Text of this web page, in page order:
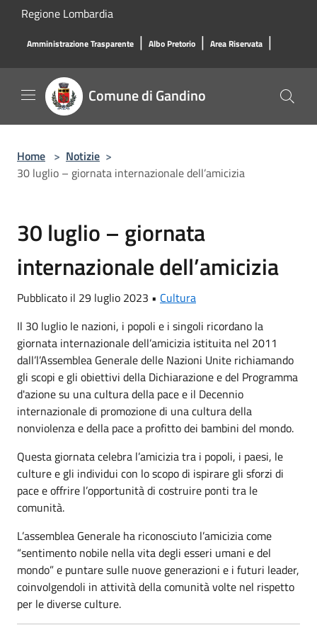
Salta al contenuto principale
Regione Lombardia
Amministrazione Trasparente | Albo Pretorio | Area Riservata |
Comune di Gandino
Home > Notizie >
30 luglio – giornata internazionale dell’amicizia
30 luglio – giornata
internazionale dell’amicizia
Pubblicato il 29 luglio 2023 • Cultura
Il 30 luglio le nazioni, i popoli e i singoli ricordano la
giornata internazionale dell’amicizia istituita nel 2011
dall’l’Assemblea Generale delle Nazioni Unite richiamando
gli scopi e gli obiettivi della Dichiarazione e del Programma
d'azione su una cultura della pace e il Decennio
internazionale di promozione di una cultura della
nonviolenza e della pace a profitto dei bambini del mondo.
Questa giornata celebra l’amicizia tra i popoli, i paesi, le
culture e gli individui con lo scopo di ispirare gli sforzi di
pace e offrire l’opportunità di costruire ponti tra le
comunità.
L’assemblea Generale ha riconosciuto l’amicizia come
“sentimento nobile nella vita degli esseri umani e del
mondo” e puntare sulle nuove generazioni e i futuri leader,
coinvolgendoli in attività della comunità volte nel rispetto
per le diverse culture.